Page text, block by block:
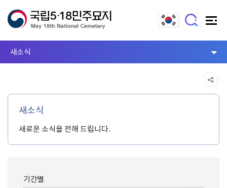
새소식
새소식
새로운 소식을 전해 드립니다.
기간별